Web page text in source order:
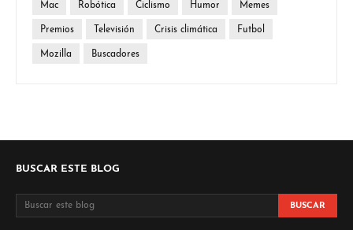
Mac Robótica Ciclismo Humor Memes
Premios Televisión Crisis climática Futbol
Mozilla Buscadores
BUSCAR ESTE BLOG